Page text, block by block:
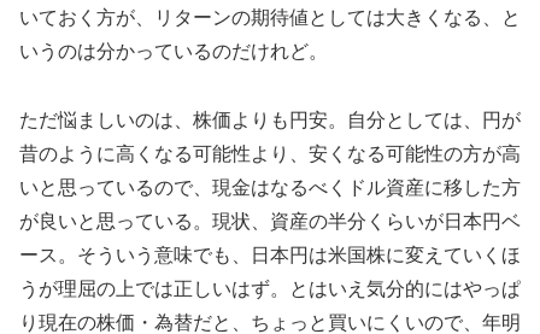
いておく方が、リターンの期待値としては大きくなる、と
いうのは分かっているのだけれど。
ただ悩ましいのは、株価よりも円安。自分としては、円が
昔のように高くなる可能性より、安くなる可能性の方が高
いと思っているので、現金はなるべくドル資産に移した方
が良いと思っている。現状、資産の半分くらいが日本円ベ
ース。そういう意味でも、日本円は米国株に変えていくほ
うが理屈の上では正しいはず。とはいえ気分的にはやっぱ
り現在の株価・為替だと、ちょっと買いにくいので、年明